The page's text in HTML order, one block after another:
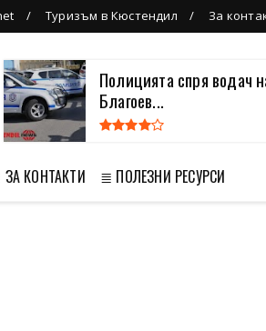
Туризъм в Кюстендил За
Полицията спря водач
Благоев...
КОНТАКТИ ≣ ПОЛЕЗНИ РЕСУРСИ